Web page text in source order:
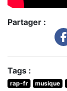
Partager :
Tags :
rap-fr musique